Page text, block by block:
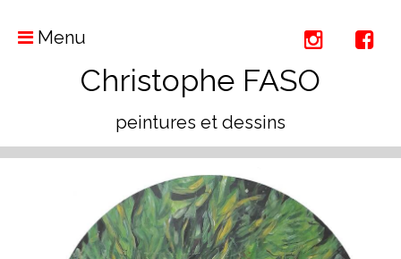
Menu
Christophe FASO
peintures et dessins